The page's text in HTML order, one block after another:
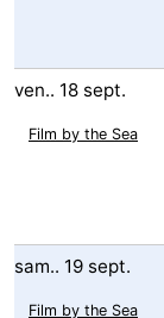
ven.. 18 sept.
Film by the Sea
sam.. 19 sept.
Film by the Sea